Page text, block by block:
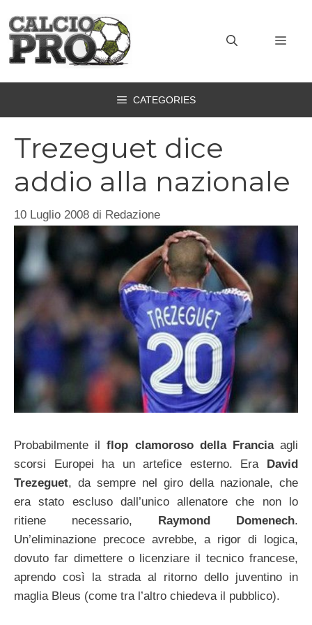
contenuto
CATEGORIES
Trezeguet dice
addio alla nazionale
10 Luglio 2008 di Redazione
Probabilmente ilflop clamoroso della Franciaagli
scorsi Europei ha un artefice esterno. EraDavid
Trezeguet, da sempre nel giro della nazionale, che
era stato escluso dall’unico allenatore che non lo
ritiene necessario, Raymond Domenech.
Un’eliminazione precoce avrebbe, a rigor di logica,
dovuto far dimettere o licenziare il tecnico francese,
aprendo così la strada al ritorno dello juventino in
maglia Bleus (come tra l’altro chiedeva il pubblico).